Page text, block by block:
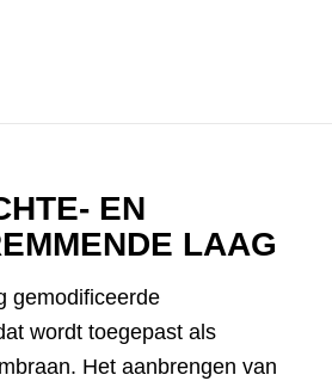
EN
LAAG
gemodificeerde
wordt toegepast als
Het aanbrengen van